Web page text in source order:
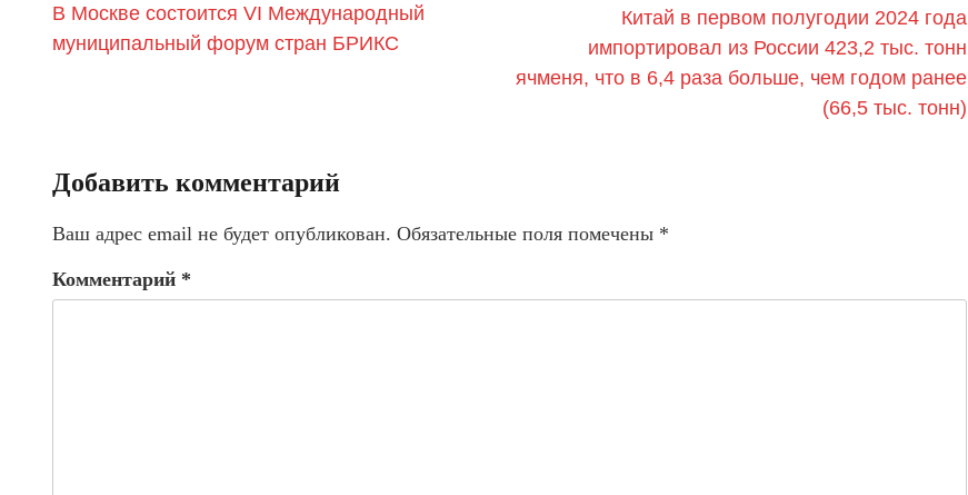
В Москве состоится VI Международный
муниципальный форум стран БРИКС
Китай в первом полугодии 2024 года
импортировал из России 423,2 тыс. тонн
ячменя, что в 6,4 раза больше, чем годом ранее
(66,5 тыс. тонн)
Добавить комментарий
Ваш адрес email не будет опубликован. Обязательные поля помечены *
Комментарий *